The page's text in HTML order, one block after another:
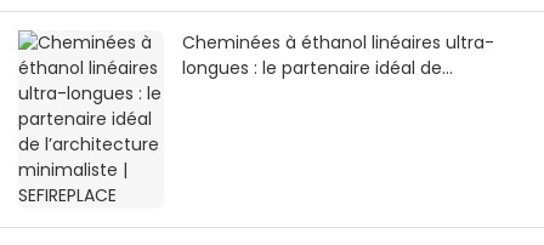
Cheminées à éthanol linéaires ultra-
longues : le partenaire idéal de